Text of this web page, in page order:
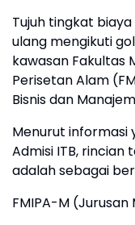
Tujuh tingkat
ulang mengikuti
kawasan Fakultas
Perisetan Alam
Bisnis dan
Menurut informasi
Admisi ITB, rincian
adalah sebagai
FMIPA-M